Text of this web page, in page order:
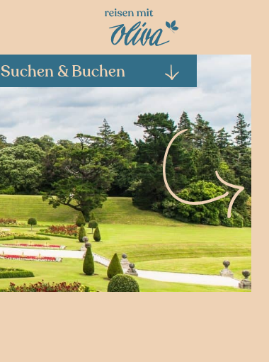
Suchen & Buchen